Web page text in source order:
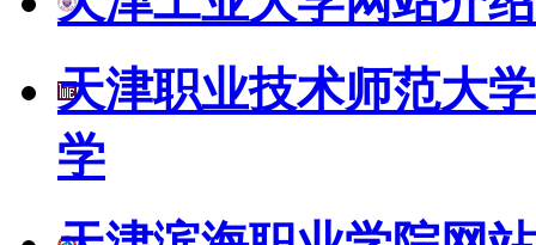
天津职业技术师范大
学